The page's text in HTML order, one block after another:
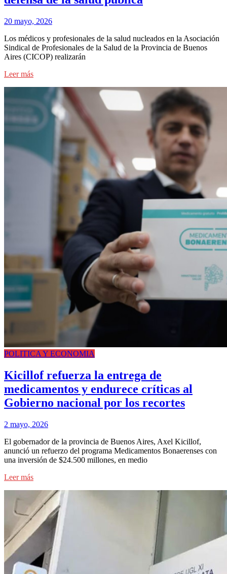
20 mayo, 2026
Los médicos y profesionales de la salud nucleados en la Asociación
Sindical de Profesionales de la Salud de la Provincia de Buenos
Aires (CICOP) realizarán
Leer más
POLITICA Y ECONOMIA
Kicillof refuerza la entrega de
medicamentos y endurece críticas al
Gobierno nacional por los recortes
2 mayo, 2026
El gobernador de la provincia de Buenos Aires, Axel Kicillof,
anunció un refuerzo del programa Medicamentos Bonaerenses con
una inversión de $24.500 millones, en medio
Leer más